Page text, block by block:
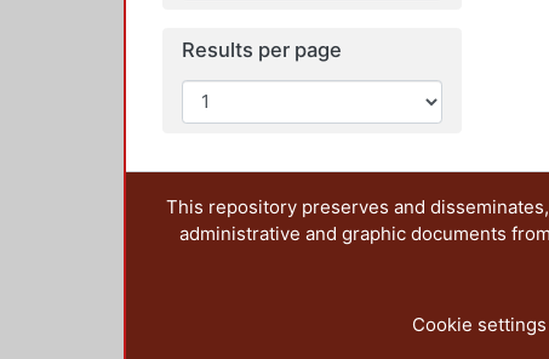
Results per page
This repository preserves and
administrative and graphic documents
Cookie settings